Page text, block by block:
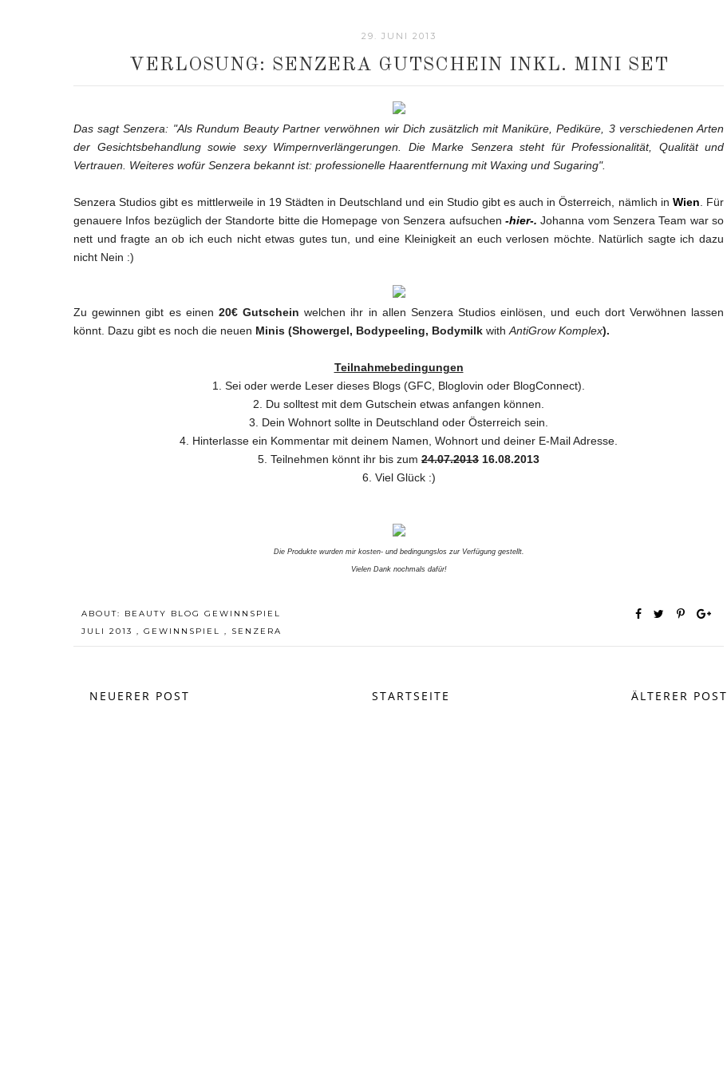
29. JUNI 2013
VERLOSUNG: SENZERA GUTSCHEIN INKL. MINI SET
Das sagt Senzera: "Als Rundum Beauty Partner verwöhnen wir Dich zusätzlich mit Maniküre, Pediküre, 3 verschiedenen Arten
der Gesichtsbehandlung sowie sexy Wimpernverlängerungen. Die Marke Senzera steht für Professionalität, Qualität und
Vertrauen. Weiteres wofür Senzera bekannt ist: professionelle Haarentfernung mit Waxing und Sugaring".
Senzera Studios gibt es mittlerweile in 19 Städten in Deutschland und ein Studio gibt es auch in Österreich, nämlich in Wien . Für
genauere Infos bezüglich der Standorte bitte die Homepage von Senzera aufsuchen -hier-. Johanna vom Senzera Team war so
nett und fragte an ob ich euch nicht etwas gutes tun, und eine Kleinigkeit an euch verlosen möchte. Natürlich sagte ich dazu
nicht Nein :)
Zu gewinnen gibt es einen 20€ Gutschein welchen ihr in allen Senzera Studios einlösen, und euch dort Verwöhnen lassen
könnt. Dazu gibt es noch die neuen Minis (Showergel, Bodypeeling, Bodymilk with AntiGrow Komplex).
Teilnahmebedingungen
1. Sei oder werde Leser dieses Blogs (GFC, Bloglovin oder BlogConnect).
2. Du solltest mit dem Gutschein etwas anfangen können.
3. Dein Wohnort sollte in Deutschland oder Österreich sein.
4. Hinterlasse ein Kommentar mit deinem Namen, Wohnort und deiner E-Mail Adresse.
5. Teilnehmen könnt ihr bis zum 24.07.2013 16.08.2013
6. Viel Glück :)
Die Produkte wurden mir kosten- und bedingungslos zur Verfügung gestellt.
Vielen Dank nochmals dafür!
ABOUT: BEAUTY BLOG GEWINNSPIEL
JULI 2013 , GEWINNSPIEL , SENZERA
NEUERER POST ÄLTERER POST
STARTSEITE